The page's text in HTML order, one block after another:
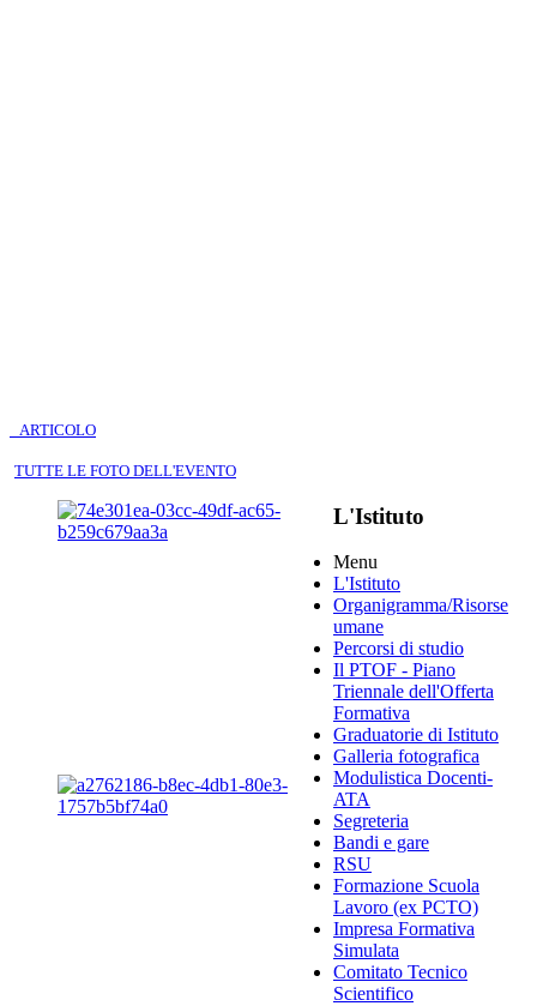
ARTICOLO
TUTTE LE FOTO DELL'EVENTO
L'Istituto
Menu
L'Istituto
Organigramma/Risorse
umane
Percorsi di studio
Il PTOF - Piano
Triennale dell'Offerta
Formativa
Graduatorie di Istituto
Galleria fotografica
Modulistica Docenti-
ATA
Segreteria
Bandi e gare
RSU
Formazione Scuola
Lavoro (ex PCTO)
Impresa Formativa
Simulata
Comitato Tecnico
Scientifico